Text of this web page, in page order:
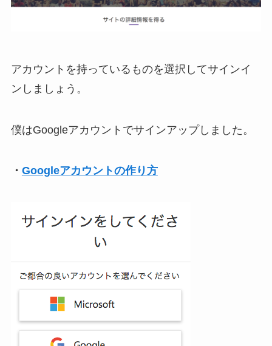
アカウントを持っているものを選択してサインイ
ンしましょう。
僕はGoogleアカウントでサインアップしました。
・ Googleアカウントの作り方